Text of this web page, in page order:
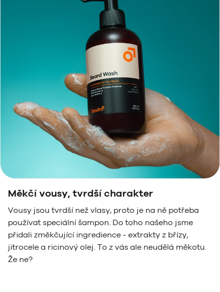
Měkčí vousy, tvrdší charakter
Vousy jsou tvrdší než vlasy, proto je na ně potřeba
používat speciální šampon. Do toho našeho jsme
přidali změkčující ingredience - extrakty z břízy,
jitrocele a ricinový olej. To z vás ale neudělá měkotu.
Že ne?